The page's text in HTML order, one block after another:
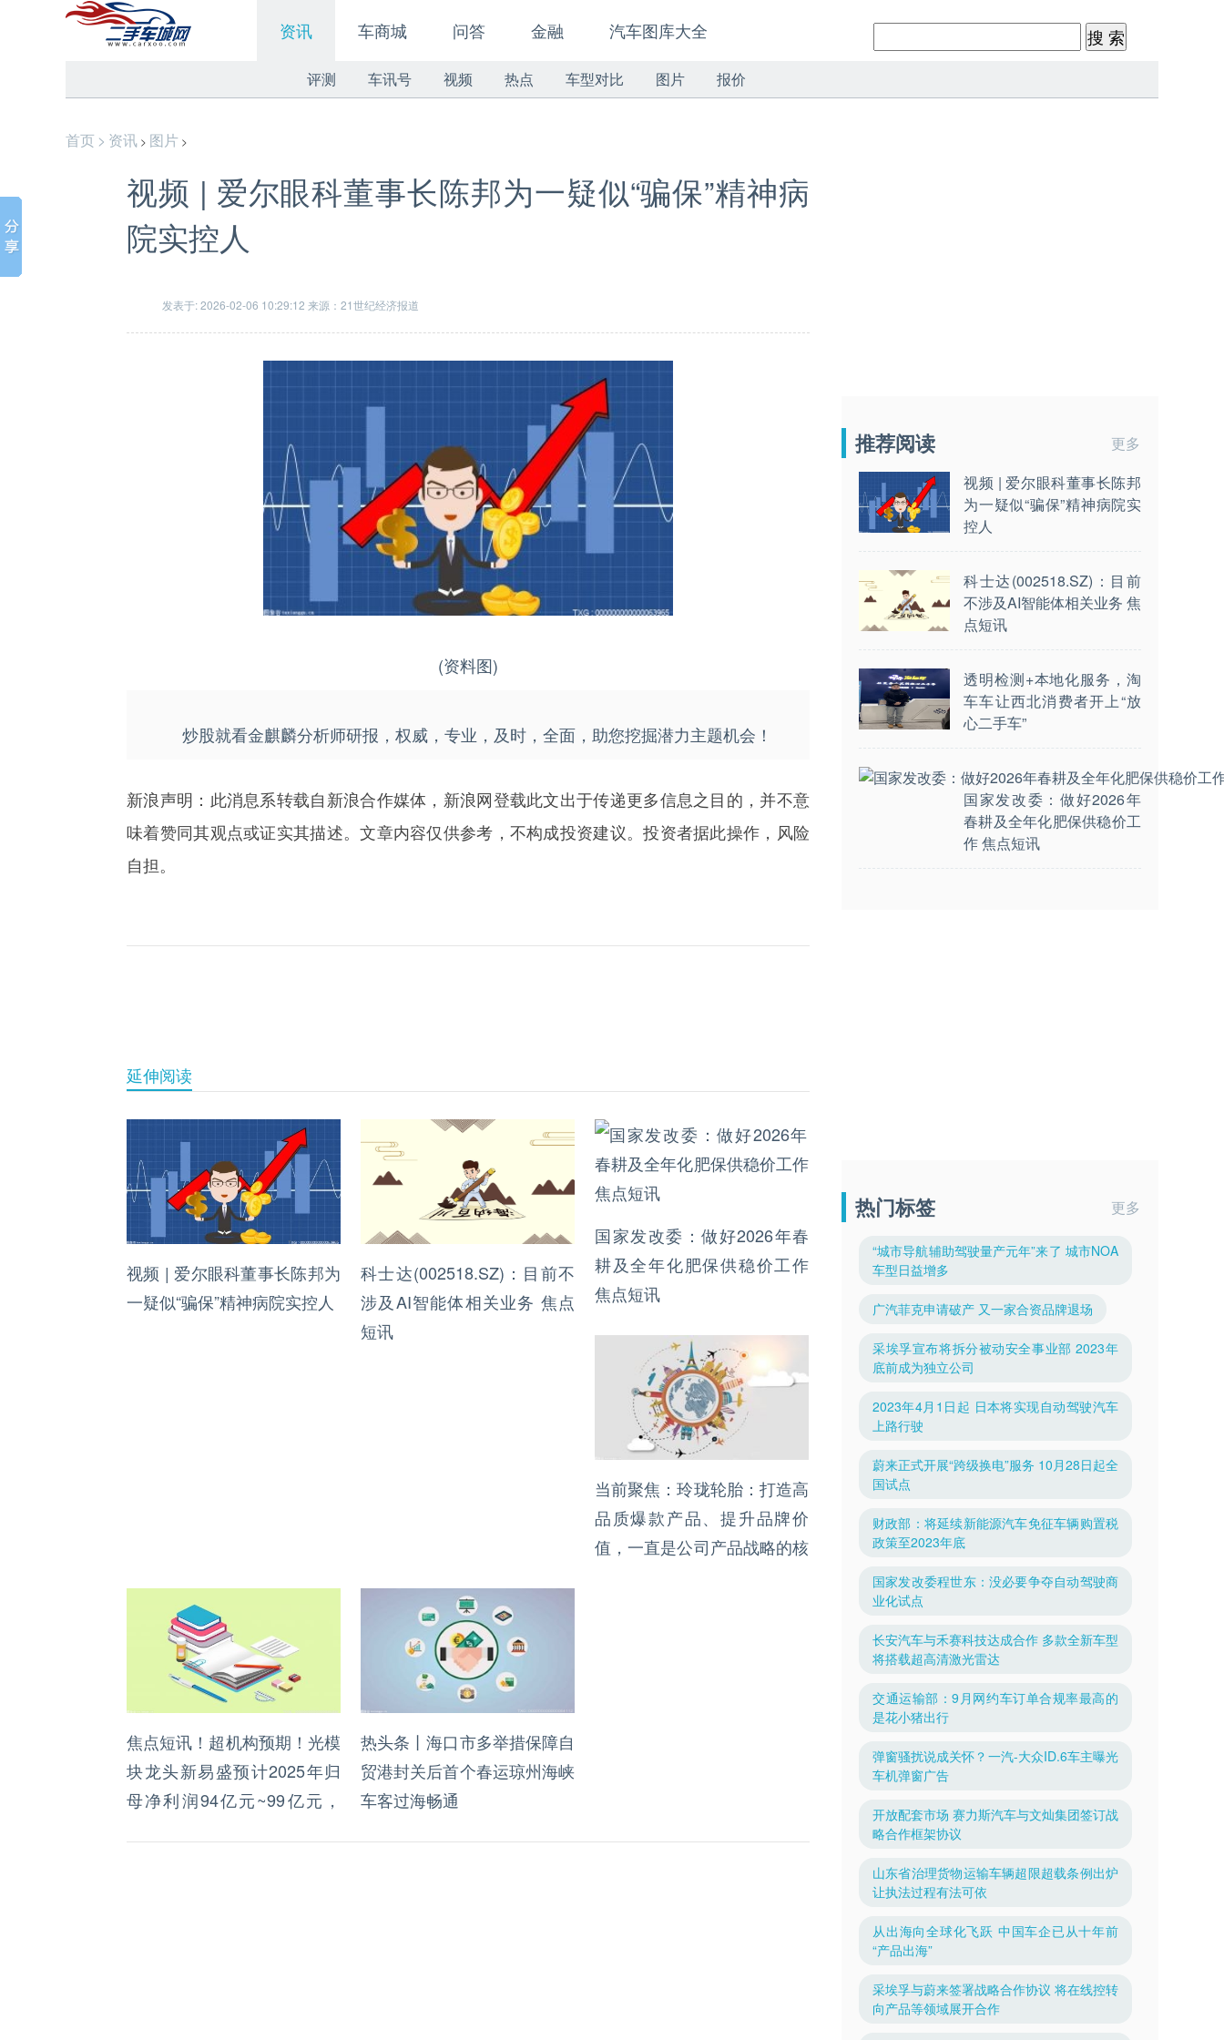
资讯
评测 车讯号 视频 热点 车型对比 图片 报价
车商城 问答 金融 汽车图库大全
首页 > 资讯 > 图片 >
视频 | 爱尔眼科董事长陈邦为一疑似“骗保”精神病
院实控人
发表于: 2026-02-06 10:29:12 来源：21世纪经济报道
(资料图)
炒股就看金麒麟分析师研报，权威，专业，及时，全面，助您挖掘潜力主题机会！
新浪声明：此消息系转载自新浪合作媒体，新浪网登载此文出于传递更多信息之目的，并不意
味着赞同其观点或证实其描述。文章内容仅供参考，不构成投资建议。投资者据此操作，风险
自担。
延伸阅读
视频 | 爱尔眼科董事长陈邦为
一疑似“骗保”精神病院实控人
科士达(002518.SZ)：目前不
涉及AI智能体相关业务 焦点
短讯
国家发改委：做好2026年春
耕及全年化肥保供稳价工作
焦点短讯
当前聚焦：玲珑轮胎：打造高
品质爆款产品、提升品牌价
值，一直是公司产品战略的核
焦点短讯！超机构预期！光模
块龙头新易盛预计2025年归
母净利润94亿元~99亿元，
热头条丨海口市多举措保障自
贸港封关后首个春运琼州海峡
车客过海畅通
推荐阅读
更多
视频 | 爱尔眼科董事长陈邦
为一疑似“骗保”精神病院实
控人
科士达(002518.SZ)：目前
不涉及AI智能体相关业务 焦
点短讯
透明检测+本地化服务，淘
车车让西北消费者开上“放
心二手车”
国家发改委：做好2026年
春耕及全年化肥保供稳价工
作 焦点短讯
热门标签 更多
“城市导航辅助驾驶量产元年”来了 城市NOA
车型日益增多
广汽菲克申请破产 又一家合资品牌退场
采埃孚宣布将拆分被动安全事业部 2023年
底前成为独立公司
2023年4月1日起 日本将实现自动驾驶汽车
上路行驶
蔚来正式开展“跨级换电”服务 10月28日起全
国试点
财政部：将延续新能源汽车免征车辆购置税
政策至2023年底
国家发改委程世东：没必要争夺自动驾驶商
业化试点
长安汽车与禾赛科技达成合作 多款全新车型
将搭载超高清激光雷达
交通运输部：9月网约车订单合规率最高的
是花小猪出行
弹窗骚扰说成关怀？一汽-大众ID.6车主曝光
车机弹窗广告
开放配套市场 赛力斯汽车与文灿集团签订战
略合作框架协议
山东省治理货物运输车辆超限超载条例出炉
让执法过程有法可依
从出海向全球化飞跃 中国车企已从十年前
“产品出海”
采埃孚与蔚来签署战略合作协议 将在线控转
向产品等领域展开合作